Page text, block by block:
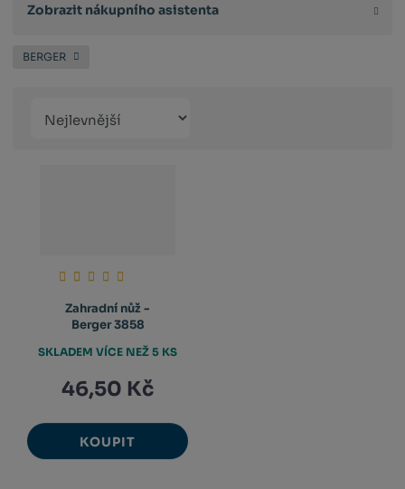
Zobrazit nákupního asistenta
BERGER
produktů
Zahradní nůž -
Berger 3858
46,50 Kč
KOUPIT
SKLADEM VÍCE NEŽ 5 KS